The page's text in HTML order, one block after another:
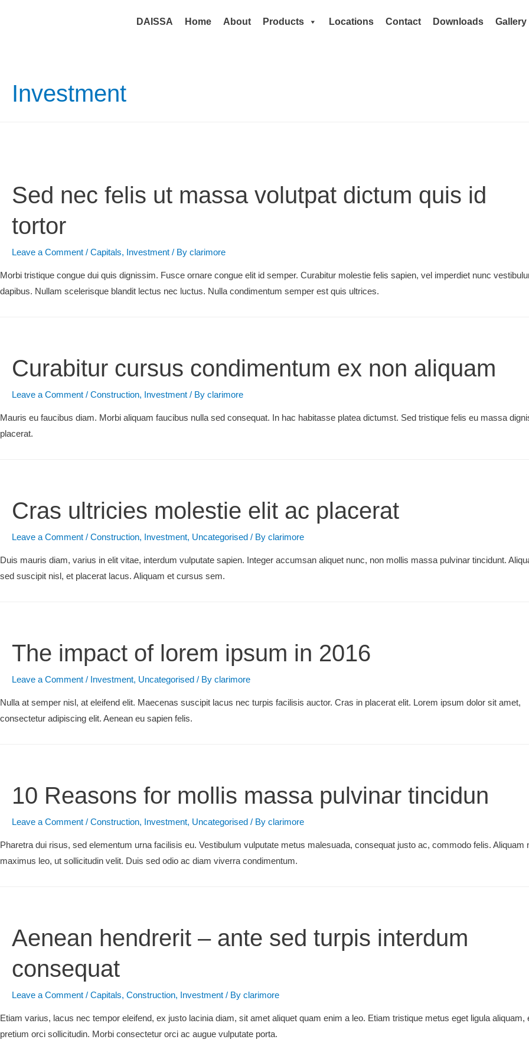
DAISSA Home About Products Locations Contact Downloads Gallery
Investment
Sed nec felis ut massa volutpat dictum quis id
tortor
Leave a Comment / Capitals, Investment / By clarimore
Morbi tristique congue dui quis dignissim. Fusce ornare congue elit id semper. Curabitur molestie felis sapien, vel imperdiet nunc
dapibus. Nullam scelerisque blandit lectus nec luctus. Nulla condimentum semper est quis ultrices.
Curabitur cursus condimentum ex non aliquam
Leave a Comment / Construction, Investment / By clarimore
Mauris eu faucibus diam. Morbi aliquam faucibus nulla sed consequat. In hac habitasse platea dictumst. Sed tristique felis eu massa
placerat.
Cras ultricies molestie elit ac placerat
Leave a Comment / Construction, Investment, Uncategorised / By clarimore
Duis mauris diam, varius in elit vitae, interdum vulputate sapien. Integer accumsan aliquet nunc, non mollis massa pulvinar tincidunt.
sed suscipit nisl, et placerat lacus. Aliquam et cursus sem.
The impact of lorem ipsum in 2016
Leave a Comment / Investment, Uncategorised / By clarimore
Nulla at semper nisl, at eleifend elit. Maecenas suscipit lacus nec turpis facilisis auctor. Cras in placerat elit. Lorem ipsum dolor sit amet,
consectetur adipiscing elit. Aenean eu sapien felis.
10 Reasons for mollis massa pulvinar tincidun
Leave a Comment / Construction, Investment, Uncategorised / By clarimore
Pharetra dui risus, sed elementum urna facilisis eu. Vestibulum vulputate metus malesuada, consequat justo ac, commodo felis. Aliquam
maximus leo, ut sollicitudin velit. Duis sed odio ac diam viverra condimentum.
Aenean hendrerit – ante sed turpis interdum
consequat
Leave a Comment / Capitals, Construction, Investment / By clarimore
Etiam varius, lacus nec tempor eleifend, ex justo lacinia diam, sit amet aliquet quam enim a leo. Etiam tristique metus eget ligula aliquam,
pretium orci sollicitudin. Morbi consectetur orci ac augue vulputate porta.